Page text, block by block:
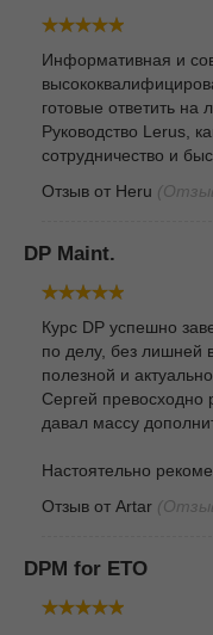
Информативная и
готовые ответить
Руководство Lerus,
сотрудничество и
Отзыв от Heru
DP Maint.
Курс DP успешно
по делу, без лишней
полезной и
Сергей превосходно
давал массу
Настоятельно
Отзыв от Artar
DPM for ETO